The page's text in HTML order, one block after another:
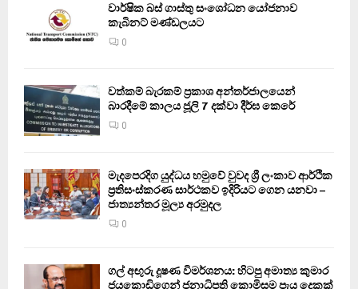
වාර්ෂික බස් ගාස්තු සංශෝධන යෝජනාව
කැබිනට් මණ්ඩලයට
0
වත්කම් බැරකම් ප්‍රකාශ අන්තර්ජාලයෙන්
බාරදීමේ කාලය ජූලි 7 දක්වා දීර්ඝ කෙරේ
0
මැදපෙරදිග යුද්ධය හමුවේ වුවද ශ්‍රී ලංකාව ආර්ථික
ප්‍රතිසංස්කරණ සාර්ථකව ඉදිරියට ගෙන යනවා –
ජාත්‍යන්තර මූල්‍ය අරමුදල
0
ගල් අඟුරු දූෂණ විමර්ශනය: හිටපු අමාත්‍ය කුමාර
ජයකොඩිගෙන් ජනාධිපති කොමිසම පැය දෙකක්